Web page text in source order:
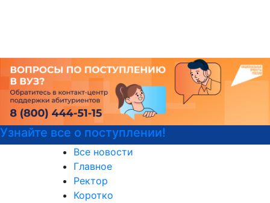
Узнайте все о поступлении!
Все новости
Главное
Ректор
Коротко